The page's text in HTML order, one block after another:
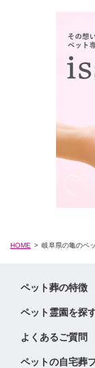
HOME 岐阜県の亀のペ
ペット葬の特徴
ペット霊園を探
よくあるご質問
ペットの自宅葬